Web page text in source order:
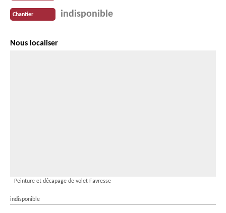
Chantier indisponible
Nous localiser
Peinture et décapage de volet Favresse
indisponible